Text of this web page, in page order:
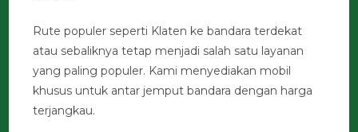
Rute populer seperti Klaten ke bandara terdekat
atau sebaliknya tetap menjadi salah satu layanan
yang paling populer. Kami menyediakan mobil
khusus untuk antar jemput bandara dengan harga
terjangkau.